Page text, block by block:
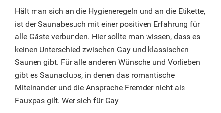
Hält man sich an die Hygieneregeln und an die Etikette,
ist der Saunabesuch mit einer positiven Erfahrung für
alle Gäste verbunden. Hier sollte man wissen, dass es
keinen Unterschied zwischen Gay und klassischen
Saunen gibt. Für alle anderen Wünsche und Vorlieben
gibt es Saunaclubs, in denen das romantische
Miteinander und die Ansprache Fremder nicht als
Fauxpas gilt. Wer sich für Gay